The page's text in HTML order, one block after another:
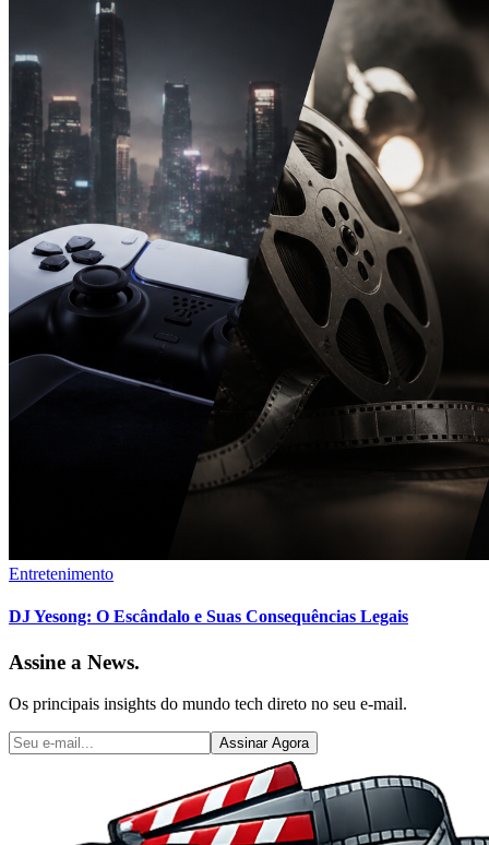
Entretenimento
DJ Yesong: O Escândalo e Suas Consequências Legais
Assine a News.
Os principais insights do mundo tech direto no seu e-mail.
Assinar Agora